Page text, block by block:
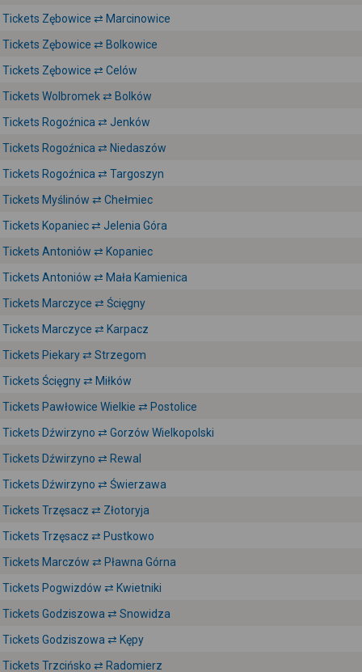
Tickets Zębowice ⇄ Marcinowice
Tickets Zębowice ⇄ Bolkowice
Tickets Zębowice ⇄ Celów
Tickets Wolbromek ⇄ Bolków
Tickets Rogoźnica ⇄ Jenków
Tickets Rogoźnica ⇄ Niedaszów
Tickets Rogoźnica ⇄ Targoszyn
Tickets Myślinów ⇄ Chełmiec
Tickets Kopaniec ⇄ Jelenia Góra
Tickets Antoniów ⇄ Kopaniec
Tickets Antoniów ⇄ Mała Kamienica
Tickets Marczyce ⇄ Ścięgny
Tickets Marczyce ⇄ Karpacz
Tickets Piekary ⇄ Strzegom
Tickets Ścięgny ⇄ Miłków
Tickets Pawłowice Wielkie ⇄ Postolice
Tickets Dźwirzyno ⇄ Gorzów Wielkopolski
Tickets Dźwirzyno ⇄ Rewal
Tickets Dźwirzyno ⇄ Świerzawa
Tickets Trzęsacz ⇄ Złotoryja
Tickets Trzęsacz ⇄ Pustkowo
Tickets Marczów ⇄ Pławna Górna
Tickets Pogwizdów ⇄ Kwietniki
Tickets Godziszowa ⇄ Snowidza
Tickets Godziszowa ⇄ Kępy
Tickets Trzcińsko ⇄ Radomierz